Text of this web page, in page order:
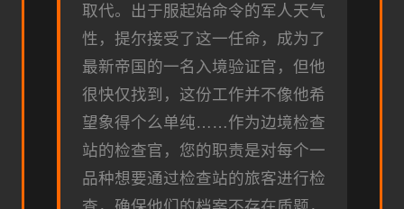
取代。出于服起始命令的军人天气
性，提尔接受了这一任命，成为了
最新帝国的一名入境验证官，但他
很快仅找到，这份工作并不像他希
望象得个么单纯……作为边境检查
站的检查官，您的职责是对每个一
品种想要通过检查站的旅客进行检